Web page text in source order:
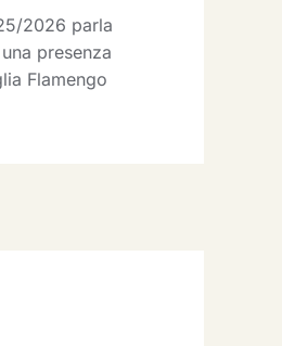
2026 parla
presenza
Flamengo